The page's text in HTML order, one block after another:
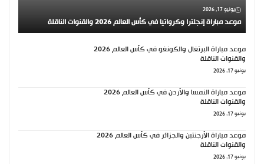
يونيو 17, 2026
موعد مباراة إنجلترا وكرواتيا في كأس العالم 2026 والقنوات الناقلة
موعد مباراة البرتغال والكونغو في كأس العالم 2026
والقنوات الناقلة
يونيو 17, 2026
موعد مباراة النمسا والأردن في كأس العالم 2026
والقنوات الناقلة
يونيو 17, 2026
موعد مباراة الأرجنتين والجزائر في كأس العالم 2026
والقنوات الناقلة
يونيو 17, 2026